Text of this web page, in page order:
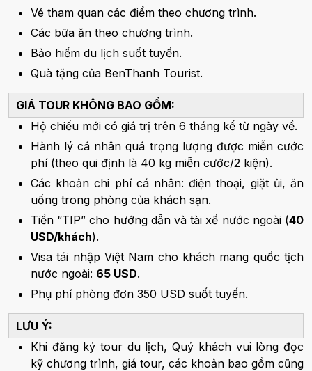
Vé tham quan các điểm theo chương trình.
Các bữa ăn theo chương trình.
Bảo hiểm du lịch suốt tuyến.
Quà tặng của BenThanh Tourist.
GIÁ TOUR KHÔNG BAO GỒM:
Hộ chiếu mới có giá trị trên 6 tháng kể từ ngày về.
Hành lý cá nhân quá trọng lượng được miễn cước
phí (theo qui định là 40 kg miễn cước/2 kiện).
Các khoản chi phí cá nhân: điện thoại, giặt ủi, ăn
uống trong phòng của khách sạn.
Tiền “TIP” cho hướng dẫn và tài xế nước ngoài (40
USD/khách).
Visa tái nhập Việt Nam cho khách mang quốc tịch
nước ngoài: 65 USD.
Phụ phí phòng đơn 350 USD suốt tuyến.
LƯU Ý:
Khi đăng ký tour du lịch, Quý khách vui lòng đọc
kỹ chương trình, giá tour, các khoản bao gồm cũng